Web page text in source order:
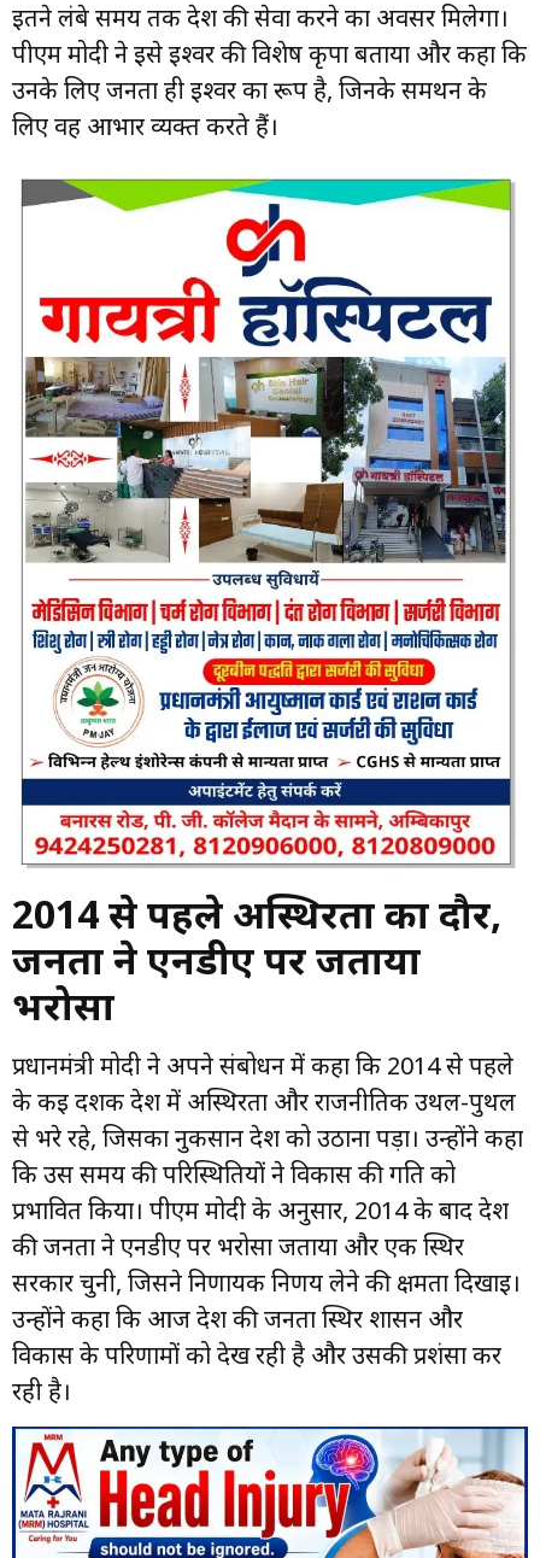
इतने लंबे समय तक देश की सेवा करने का अवसर मिलेगा।
पीएम मोदी ने इसे ईश्वर की विशेष कृपा बताया और कहा कि
उनके लिए जनता ही ईश्वर का रूप है, जिनके समर्थन के
लिए वह आभार व्यक्त करते हैं।
2014 से पहले अस्थिरता का दौर,
जनता ने एनडीए पर जताया
भरोसा
प्रधानमंत्री मोदी ने अपने संबोधन में कहा कि 2014 से पहले
के कई दशक देश में अस्थिरता और राजनीतिक उथल-पुथल
से भरे रहे, जिसका नुकसान देश को उठाना पड़ा। उन्होंने कहा
कि उस समय की परिस्थितियों ने विकास की गति को
प्रभावित किया। पीएम मोदी के अनुसार, 2014 के बाद देश
की जनता ने एनडीए पर भरोसा जताया और एक स्थिर
सरकार चुनी, जिसने निर्णायक निर्णय लेने की क्षमता दिखाई।
उन्होंने कहा कि आज देश की जनता स्थिर शासन और
विकास के परिणामों को देख रही है और उसकी प्रशंसा कर
रही है।